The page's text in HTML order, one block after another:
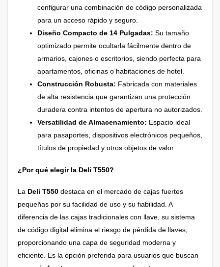
configurar una combinación de código personalizada
para un acceso rápido y seguro.
Diseño Compacto de 14 Pulgadas: Su tamaño
optimizado permite ocultarla fácilmente dentro de
armarios, cajones o escritorios, siendo perfecta para
apartamentos, oficinas o habitaciones de hotel.
Construcción Robusta: Fabricada con materiales
de alta resistencia que garantizan una protección
duradera contra intentos de apertura no autorizados.
Versatilidad de Almacenamiento: Espacio ideal
para pasaportes, dispositivos electrónicos pequeños,
títulos de propiedad y otros objetos de valor.
¿Por qué elegir la Deli T550?
La Deli T550 destaca en el mercado de cajas fuertes
pequeñas por su facilidad de uso y su fiabilidad. A
diferencia de las cajas tradicionales con llave, su sistema
de código digital elimina el riesgo de pérdida de llaves,
proporcionando una capa de seguridad moderna y
eficiente. Es la opción preferida para usuarios que buscan